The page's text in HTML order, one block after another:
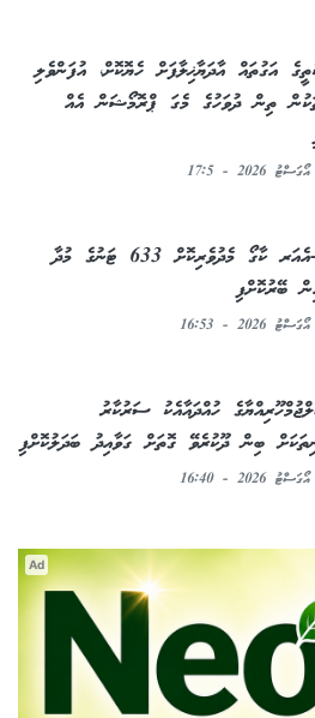
އަގުތައް އާދަޔާޚިލާފަށް ހެޔޮކޮށް، އުފަންވެލި
ތިން ދުވަހުގެ މެގަ ޕްރޮމޯޝަން އެއް
ސީ-ޓު-އެއަރ ކާގޯ މެދުވެރިކޮށް 633 ޓަނުގެ މުދާ
ބޭރުކޮށްފި
ހުއްދައާއެކު ސަރުކާރު
ބިން ދޫކުރެވޭ ގޮތަށް ގަވާއިދު ބަދަލުކޮށްފި
Ad